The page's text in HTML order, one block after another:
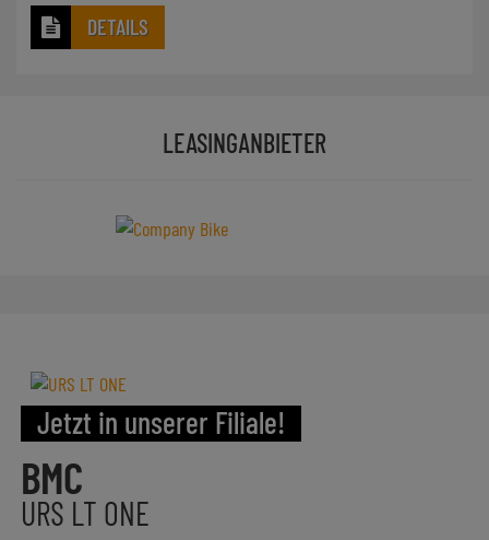
DETAILS
LEASINGANBIETER
Jetzt in unserer Filiale!
BMC
URS LT ONE